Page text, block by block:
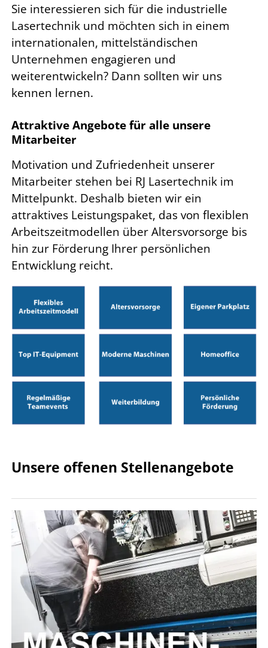
Sie interessieren sich für die industrielle
Lasertechnik und möchten sich in einem
internationalen, mittelständischen
Unternehmen engagieren und
weiterentwickeln? Dann sollten wir uns
kennen lernen.
Attraktive Angebote für alle unsere
Mitarbeiter
Motivation und Zufriedenheit unserer
Mitarbeiter stehen bei RJ Lasertechnik im
Mittelpunkt. Deshalb bieten wir ein
attraktives Leistungspaket, das von flexiblen
Arbeitszeitmodellen über Altersvorsorge bis
hin zur Förderung Ihrer persönlichen
Entwicklung reicht.
Unsere offenen Stellenangebote